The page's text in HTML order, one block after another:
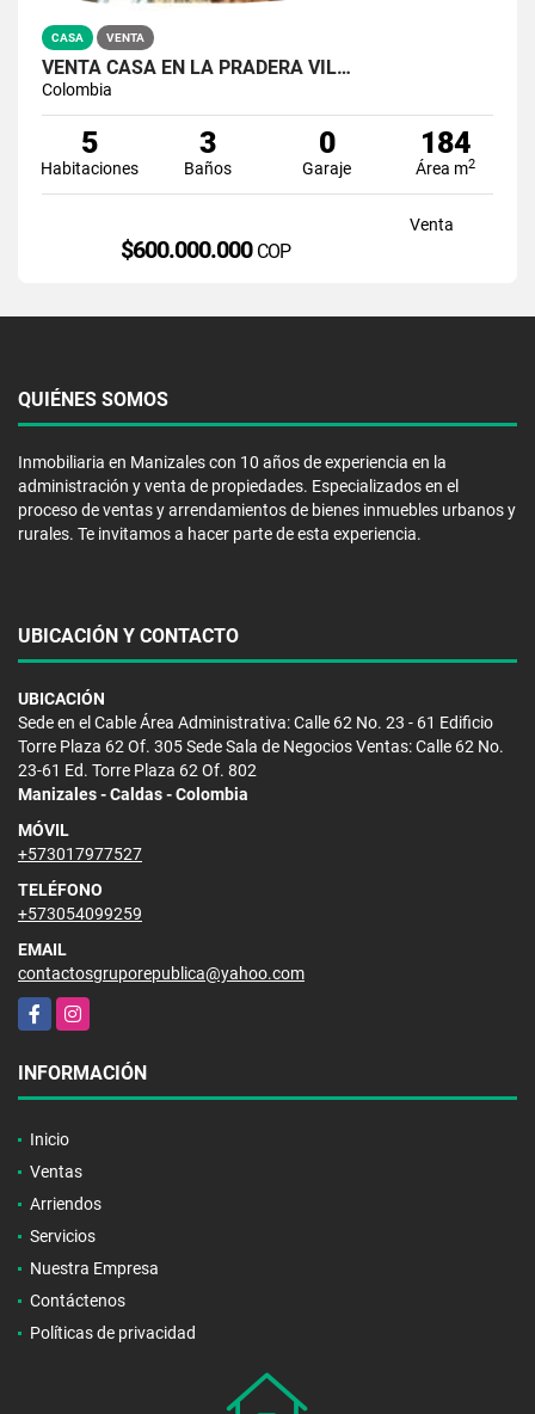
CASA VENTA
VENTA CASA EN LA PRADERA VIL…
Colombia
5
Habitaciones
3
Baños
0
Garaje
184
Área m2
Venta
$600.000.000 COP
QUIÉNES SOMOS
Inmobiliaria en Manizales con 10 años de experiencia en la
administración y venta de propiedades. Especializados en el
proceso de ventas y arrendamientos de bienes inmuebles urbanos y
rurales. Te invitamos a hacer parte de esta experiencia.
UBICACIÓN Y CONTACTO
UBICACIÓN
Sede en el Cable Área Administrativa: Calle 62 No. 23 - 61 Edificio
Torre Plaza 62 Of. 305 Sede Sala de Negocios Ventas: Calle 62 No.
23-61 Ed. Torre Plaza 62 Of. 802
Manizales - Caldas - Colombia
MÓVIL
+573017977527
TELÉFONO
+573054099259
EMAIL
contactosgruporepublica@yahoo.com
FacebookInstagram
INFORMACIÓN
Inicio
Ventas
Arriendos
Servicios
Nuestra Empresa
Contáctenos
Políticas de privacidad